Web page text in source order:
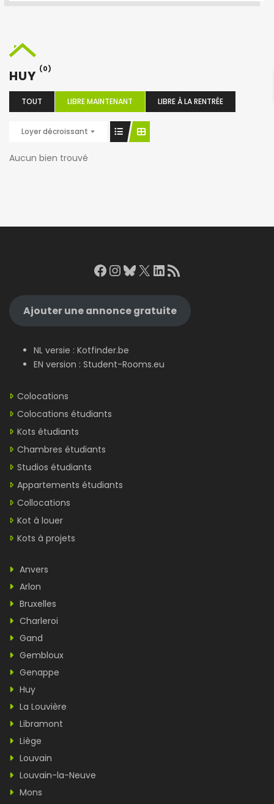
HUY (0)
TOUT LIBRE MAINTENANT LIBRE À LA RENTRÉE
Loyer décroissant
Aucun bien trouvé
Facebook
Instagram
Bluesky
X LinkedIn
RSS Feed
Ajouter une annonce gratuite
NL versie : Kotfinder.be
EN version : Student-Rooms.eu
Colocations
Colocations étudiants
Kots étudiants
Chambres étudiants
Studios étudiants
Appartements étudiants
Collocations
Kot à louer
Kots à projets
Anvers
Arlon
Bruxelles
Charleroi
Gand
Gembloux
Genappe
Huy
La Louvière
Libramont
Liège
Louvain
Louvain-la-Neuve
Mons